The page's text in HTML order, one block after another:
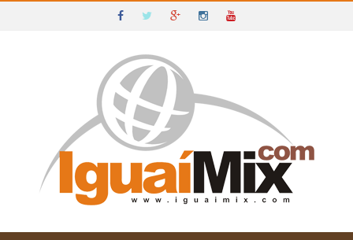
IGUAÍ E SUDOESTE DA BAHIA